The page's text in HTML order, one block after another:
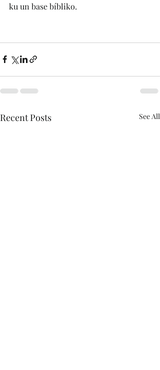
ku un base bíbliko.
Recent Posts See All